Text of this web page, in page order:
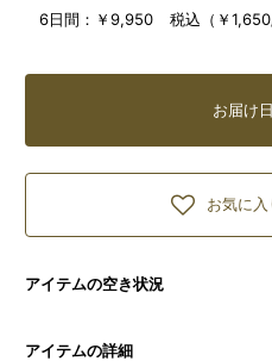
6日間： ￥9,950 税込（￥
お届け
お気に
アイテムの空き状況
アイテムの詳細